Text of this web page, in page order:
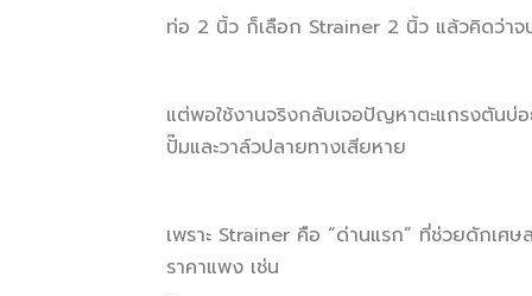
ท่อ 2 นิ้ว ก็เลือก Strainer 2 นิ้ว แล้วคิดว่าจ
แต่พอใช้งานจริงกลับเจอปัญหาตะแกรงตัน
ปั๊มและวาล์วปลายทางเสียหาย
เพราะ Strainer คือ “ด่านแรก” ที่ช่วยดักเศ
ราคาแพง เช่น